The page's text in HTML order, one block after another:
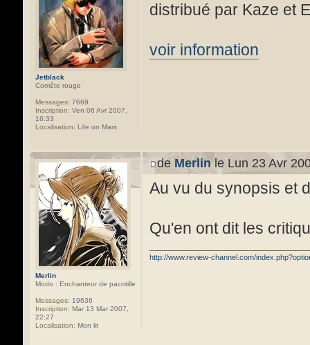
Jetblack
Comête rouge
Messages: 7669
Inscription: Ven 06 Avr 2007,
16:33
Localisation: Life on Mars
distribué par Kaze et
voir information
Merlin
Modo : Enchanteur de pacotille
Messages: 19636
Inscription: Mar 13 Mar 2007,
22:27
Localisation: Mon lit
deMerlinle Lun 23 Avr
Au vu du synopsis et
Qu'en ont dit les
http://www.review-channel.com/